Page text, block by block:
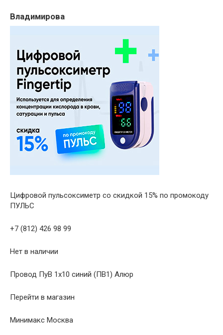
Владимирова
Цифровой пульсоксиметр со скидкой 15% по промокоду
ПУЛЬС
+7 (812) 426 98 99
Нет в наличии
Провод ПуВ 1х10 синий (ПВ1) Алюр
Перейти в магазин
Минимакс Москва